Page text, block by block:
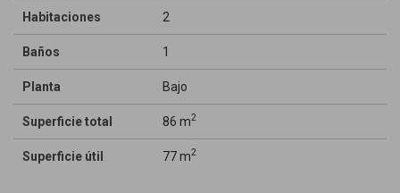
Habitaciones 2
Baños 1
Planta Bajo
Superficie total 86 m2
Superficie útil 77 m2